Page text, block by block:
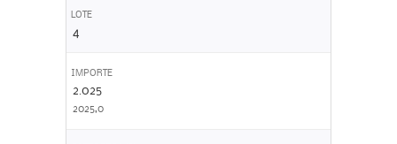
LOTE
4
IMPORTE
2.025
2025,0